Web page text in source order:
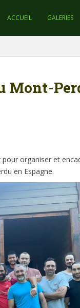
ACCUEIL GALERIES
Mont-
pour organiser et
en Espagne.